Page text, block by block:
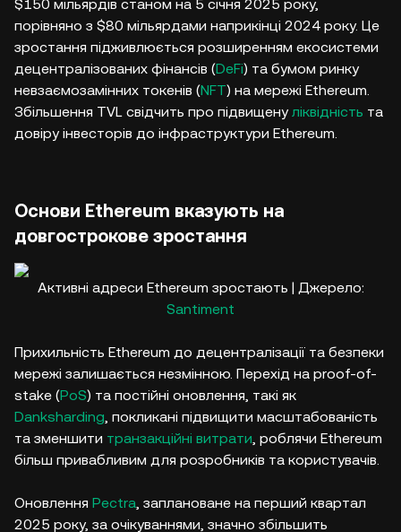
$150 мільярдів станом на 5 січня 2025 року,
порівняно з $80 мільярдами наприкінці 2024 року. Це
зростання підживлюється розширенням екосистеми
децентралізованих фінансів (DeFi) та бумом ринку
невзаємозамінних токенів (NFT) на мережі Ethereum.
Збільшення TVL свідчить про підвищенуліквідність та
довіру інвесторів до інфраструктури Ethereum.
Основи Ethereum вказують на
довгострокове зростання
Активні адреси Ethereum зростають | Джерело:
Santiment
Прихильність Ethereum до децентралізації та безпеки
мережі залишається незмінною. Перехід на proof-of-
stake (PoS) та постійні оновлення, такі як
Danksharding, покликані підвищити масштабованість
та зменшити транзакційні витрати, роблячи Ethereum
більш привабливим для розробників та користувачів.
Оновлення Pectra, заплановане на перший квартал
2025 року, за очікуваннями, значно збільшить